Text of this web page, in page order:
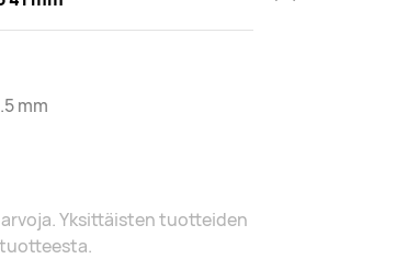
mm
Yksittäisten tuotteiden